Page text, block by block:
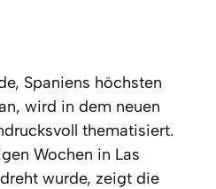
Spaniens höchsten
wird in dem neuen
thematisiert.
Wochen in Las
wurde, zeigt die